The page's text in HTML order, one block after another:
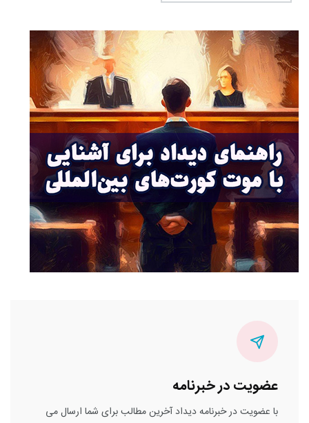
عضویت در خبرنامه
با عضویت در خبرنامه دیداد آخرین مطالب برای شما ارسال می